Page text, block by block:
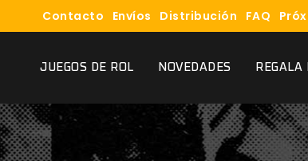
Contacto Envíos Distribución FAQ
JUEGOS DE ROL NOVEDADES REGALA